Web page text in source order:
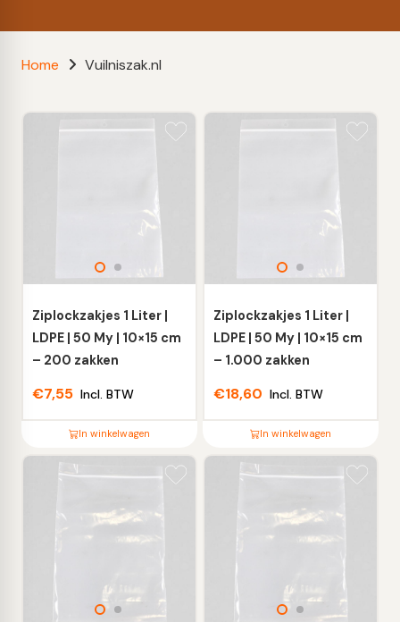
Home Vuilniszak.nl
Ziplockzakjes 1 Liter |
LDPE | 50 My | 10×15 cm
– 200 zakken
€7,55 Incl. BTW
In winkelwagen
Dit
product
Ziplockzakjes 1 Liter |
LDPE | 50 My | 10×15 cm
– 1.000 zakken
€18,60 Incl. BTW
In winkelwagen
Dit
product